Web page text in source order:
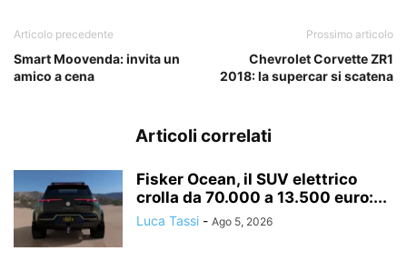
Articolo precedente
Smart Moovenda: invita un
amico a cena
Prossimo articolo
Chevrolet Corvette ZR1
2018: la supercar si scatena
Articoli correlati
Fisker Ocean, il SUV elettrico
crolla da 70.000 a 13.500 euro:...
Luca Tassi - Ago 5, 2026